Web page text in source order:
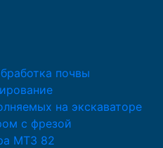
почвы
на экскаваторе
с фрезой
МТЗ 82